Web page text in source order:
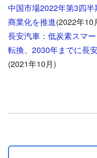
中国市場2022年第3四
商業化を推進(2022年10
長安汽車：低炭素スマ
転換、2030年までに長
(2021年10月)